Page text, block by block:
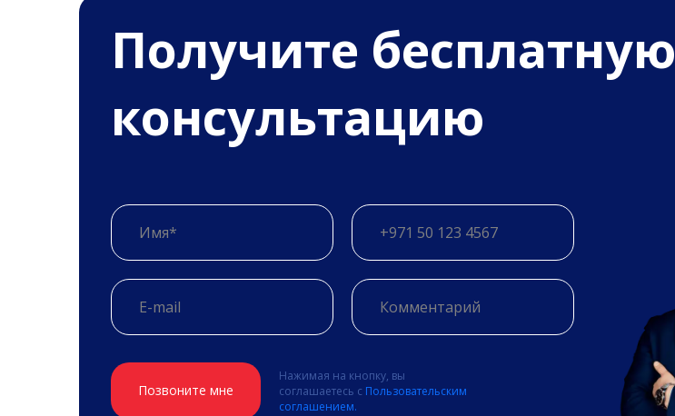
Получитe бесплатную
консультацию
Позвоните мне
Нажимая на кнопку, вы
соглашаетесь с Пользовательским
соглашением.